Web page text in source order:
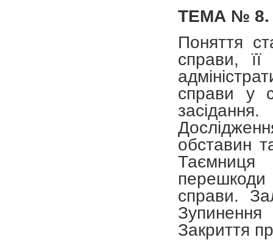
ТЕМА № 8.
Поняття
справи, її
справи у
обставин
справи.
Закриття